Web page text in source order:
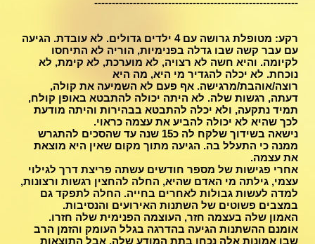
----------------------------------------------------------
רקע: מטופלת גרושה עם 4 ילדים גדולים. לא עובדת. הגיעה
עם עבר קשה שבו גדלה בפנימיות, הוריה לא התיחסו
לקיומה. והיא חשה לא רצויה, לא מוערכת, לא קימת, לא
נוכחת. לא יכלה להגדיר מי היא, מה היא
רוצה/אוהבת/מרגישה. אף פעם לא השמיעה את קולה,
דעתה, רגשות שלה. לא היתה יכולה להתבטא באופן קולח,
תמיד נתקעה, ולא יכלה להתבטא בבהירות והיתה מודעת
לכך שהיא לא יכולה להביע את עצמה כראוי.
נישאה בשידוך שלקח לה כ15 שנה עד שהסכים להתגרש
ממנה כי התעלל בה. הגיעה מתוך מקום שאין היא מוצאת
את עצמה.
אחרי פגישות של מספר חודשים עשתה פריצת דרך לגילוי
עצמי, גילתה מי האדם שהיא, החלה להחצין רגשות ורצונות,
למדה לעשות גבולות לאחרים בחייה. החלה לתפקד גם
במצבים פשוטים של השתנות האירועים והנסיבות.
האמון שלה בעצמה חזר, העוצמה הפנימית שלה חזרו.
אומנם ההשתנות הגיעה בהדרגה בגלל העומק והזמן הרב
שבו אמונות אלה נכחו בתת המודע שלה, אבל התוצאות